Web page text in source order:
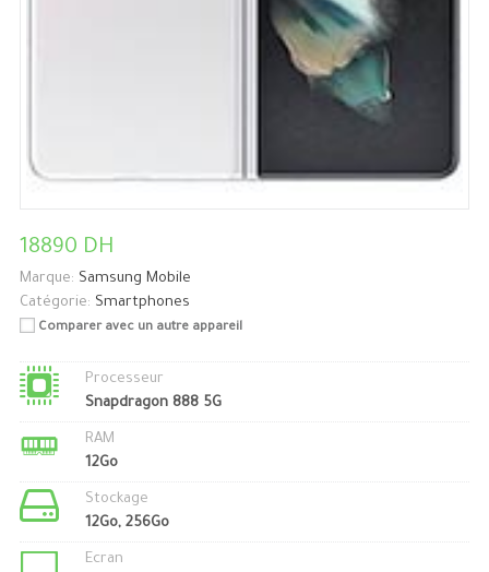
18890 DH
Marque: Samsung Mobile
Catégorie: Smartphones
Comparer avec un autre appareil
Processeur
Snapdragon 888 5G
RAM
12Go
Stockage
12Go, 256Go
Ecran